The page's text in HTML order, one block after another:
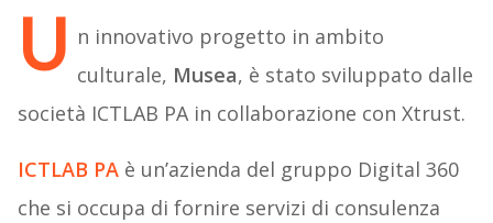
U n innovativo progetto in ambito
culturale, Musea, è stato sviluppato dalle
società ICTLAB PA in collaborazione con Xtrust.
ICTLAB PAè un’azienda del gruppo Digital 360
che si occupa di fornire servizi di consulenza